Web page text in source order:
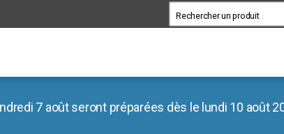
7 août seront préparées dès le lundi 10 août
/ Page 2